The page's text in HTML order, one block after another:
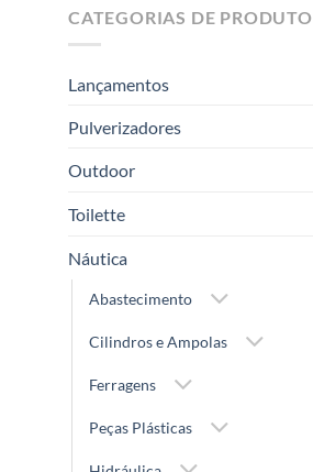
CATEGORIAS DE PRODUTO
Lançamentos
Pulverizadores
Outdoor
Toilette
Náutica
Abastecimento
Cilindros e Ampolas
Ferragens
Peças Plásticas